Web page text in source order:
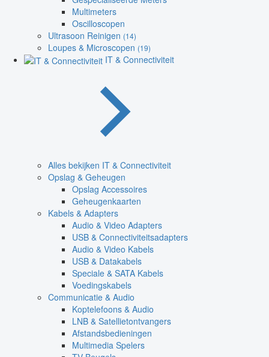
Multimeters
Oscilloscopen
Ultrasoon Reinigen (14)
Loupes & Microscopen (19)
IT & Connectiviteit
Alles bekijken IT & Connectiviteit
Opslag & Geheugen
Opslag Accessoires
Geheugenkaarten
Kabels & Adapters
Audio & Video Adapters
USB & Connectiviteitsadapters
Audio & Video Kabels
USB & Datakabels
Speciale & SATA Kabels
Voedingskabels
Communicatie & Audio
Koptelefoons & Audio
LNB & Satellietontvangers
Afstandsbedieningen
Multimedia Spelers